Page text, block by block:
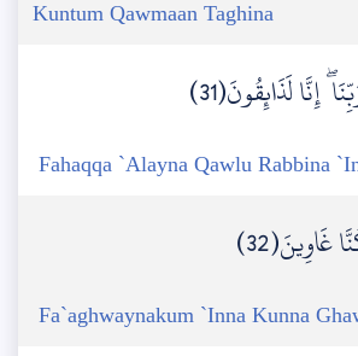
Kuntum Qawmaan Taghina
إِنَّا لَذَائِقُونَ(31)
Fahaqqa `Alayna Qawlu Rabbina
Fa`aghwaynakum `Inna Kunna